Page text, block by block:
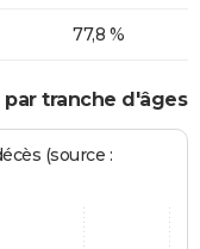
77,8 %
par tranche d'âges
(source :